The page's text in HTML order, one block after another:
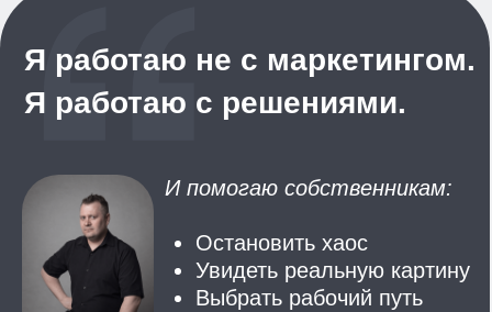
как мы усиливали
бренды